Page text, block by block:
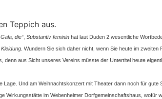
Teppich aus.
„Gala, die“ Substantiv feminin hat laut Duden 2 wesentliche
. Wundern Sie sich daher nicht, wenn Sie heute im zweiten
denn aus Sicht unseres Vereins müsste der Untertitel heute
Und am Weihnachtskonzert mit Theater dann noch für gute
Wirkungsstätte im Webenheimer Dorfgemeinschaftshaus, wofür